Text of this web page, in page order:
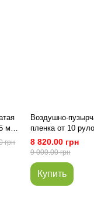
мкм
грн
Воздушно-
пленка от 10
65 мкм - 1200мм
100м PackPro
8 820.00 грн
9 000.00 грн
Купить